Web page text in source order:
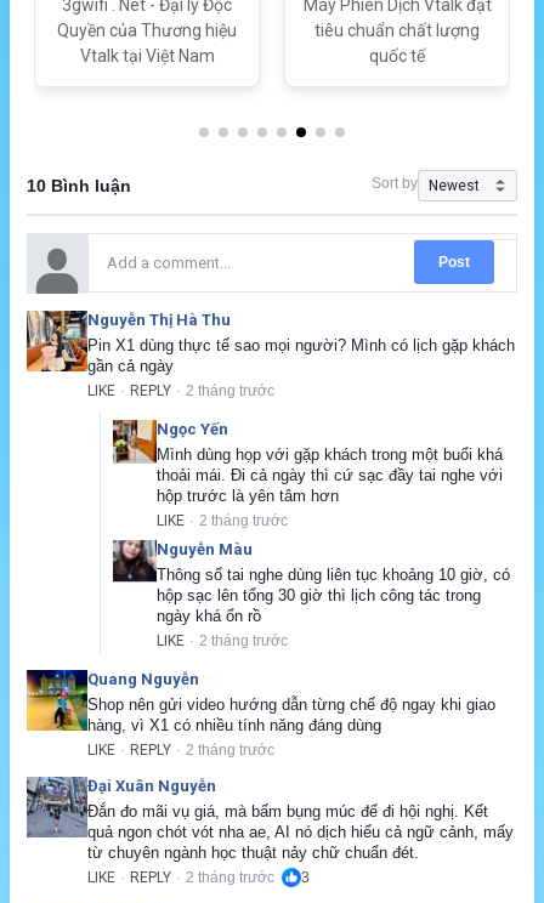
3gwifi . Net - Đại lý Độc
Quyền của Thương hiệu
Vtalk tại Việt Nam
Máy Phiên Dịch Vtalk đạt
tiêu chuẩn chất lượng
quốc tế
10 Bình luận Sort by
Post
Nguyễn Thị Hà Thu
Pin X1 dùng thực tế sao mọi người? Mình có lịch gặp khách
gần cả ngày
LIKE · REPLY · 2 tháng trước
Ngọc Yến
Mình dùng họp với gặp khách trong một buổi khá
thoải mái. Đi cả ngày thì cứ sạc đầy tai nghe với
hộp trước là yên tâm hơn
LIKE · 2 tháng trước
Nguyễn Màu
Thông số tai nghe dùng liên tục khoảng 10 giờ, có
hộp sạc lên tổng 30 giờ thì lịch công tác trong
ngày khá ổn rồ
LIKE · 2 tháng trước
Quang Nguyễn
Shop nên gửi video hướng dẫn từng chế độ ngay khi giao
hàng, vì X1 có nhiều tính năng đáng dùng
LIKE · REPLY · 2 tháng trước
Đại Xuân Nguyễn
Đắn đo mãi vụ giá, mà bấm bụng múc để đi hội nghị. Kết
quả ngon chót vót nha ae, AI nó dịch hiểu cả ngữ cảnh, mấy
từ chuyên ngành học thuật nảy chữ chuẩn đét.
LIKE · REPLY · 2 tháng trước 3